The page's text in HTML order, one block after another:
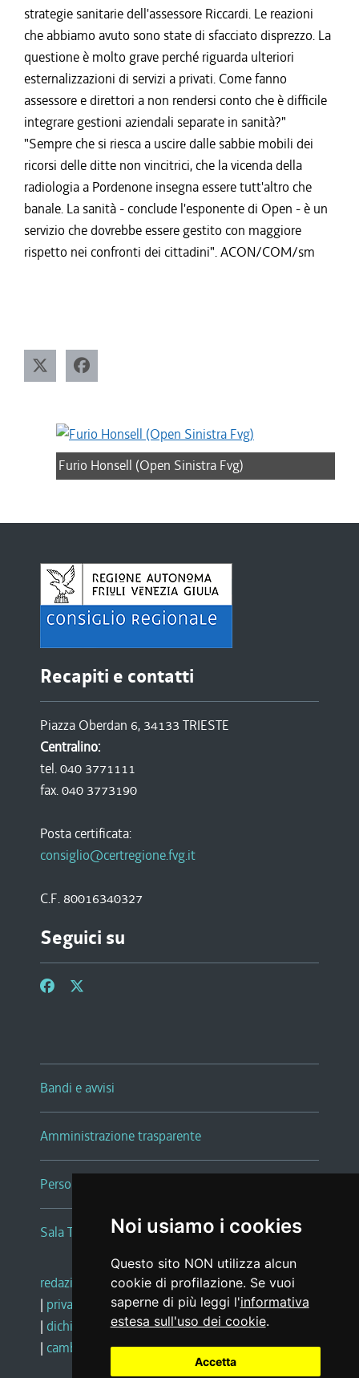
Noi usiamo i cookies
Questo sito NON utilizza alcun
cookie di profilazione. Se vuoi
saperne di più leggi l'informativa
estesa sull'uso dei cookie.
Accetta
strategie sanitarie dell'assessore Riccardi. Le reazioni
che abbiamo avuto sono state di sfacciato disprezzo. La
questione è molto grave perché riguarda ulteriori
esternalizzazioni di servizi a privati. Come fanno
assessore e direttori a non rendersi conto che è difficile
integrare gestioni aziendali separate in sanità?"
"Sempre che si riesca a uscire dalle sabbie mobili dei
ricorsi delle ditte non vincitrici, che la vicenda della
radiologia a Pordenone insegna essere tutt'altro che
banale. La sanità - conclude l'esponente di Open - è un
servizio che dovrebbe essere gestito con maggiore
rispetto nei confronti dei cittadini". ACON/COM/sm
Furio Honsell (Open Sinistra Fvg)
Recapiti e contatti
Piazza Oberdan 6, 34133 TRIESTE
Centralino:
tel. 040 3771111
fax. 040 3773190
Posta certificata:
consiglio@certregione.fvg.it
C.F. 80016340327
Seguici su
Bandi e avvisi
Amministrazione trasparente
Persone e Uffici
Sala Tiziano Tessitori
redazione web |note legali |glossario
| privacy
social media policy
| dichiarazione di accessibilità |feedback
| cambio preferenze cookie